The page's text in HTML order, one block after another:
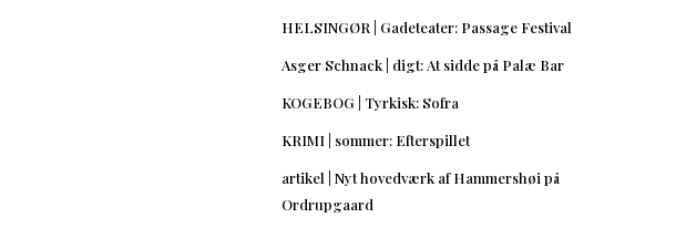
HELSINGØR | Gadeteater: Passage Festival
Asger Schnack | digt: At sidde på Palæ Bar
KOGEBOG | Tyrkisk: Sofra
KRIMI | sommer: Efterspillet
artikel | Nyt hovedværk af Hammershøi på
Ordrupgaard